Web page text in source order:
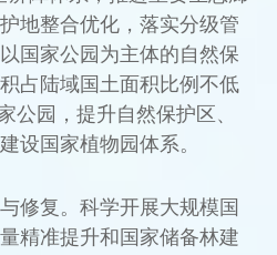
地整合优化，落实分级管
国家公园为主体的自然保
占陆域国土面积比例不低
公园，提升自然保护区、
设国家植物园体系。
修复。科学开展大规模国
精准提升和国家储备林建